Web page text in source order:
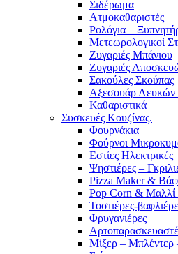
Σιδέρωμα
Ατμοκαθαριστές
Ρολόγια –
Μετεωρολογικοί
Ζυγαριές Μπάνιου
Ζυγαριές
Σακούλες Σκούπας
Αξεσουάρ Λευκών
Καθαριστικά
Συσκευές Κουζίνας.
Φουρνάκια
Φούρνοι
Εστίες Ηλεκτρικές
Ψηστιέρες –
Pizza Maker &
Pop Corn & Μαλλί
Τοστιέρες-
Φρυγανιέρες
Μίξερ – Μπλέντερ